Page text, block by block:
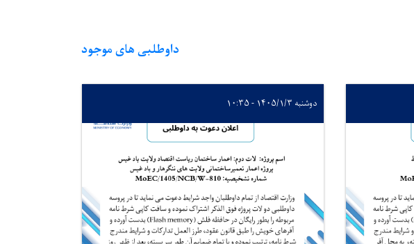
داوطلبی های موجود
دوشنبه ۱۴۰۵/۱/۳ - ۱۰:۳۵